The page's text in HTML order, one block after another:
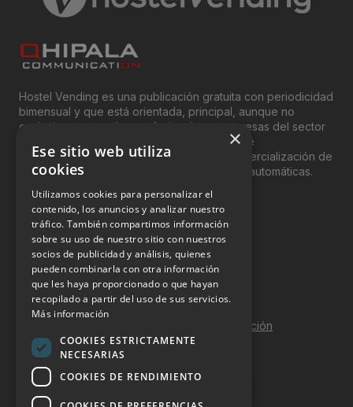
Hostel Vending es una publicación gratuita con periodicidad
bimensual y que está orientada, principal, aunque no
exclusivamente, a los profesionales y empresas del sector
del “Vending”; nombre con el que se conoce
genéricamente entre profesionales a la comercialización de
productos y servicios a través de máquinas automáticas.
INFORMACIÓN LEGAL
Aviso Legal
Política de Privacidad
Política de Cookies
Política de calidad y seguridad de la información
Contacto
×
Ese sitio web utiliza
cookies
Utilizamos cookies para personalizar el
contenido, los anuncios y analizar nuestro
tráfico. También compartimos información
sobre su uso de nuestro sitio con nuestros
socios de publicidad y análisis, quienes
pueden combinarla con otra información
que les haya proporcionado o que hayan
recopilado a partir del uso de sus servicios.
Más información
COOKIES ESTRICTAMENTE
NECESARIAS
COOKIES DE RENDIMIENTO